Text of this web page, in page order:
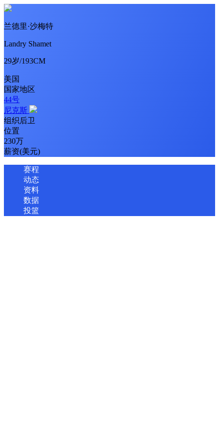
兰德里·沙梅特
Landry Shamet
29岁/193CM
美国
国家地区
44号
尼克斯
组织后卫
位置
230万
薪资(美元)
赛程
动态
资料
数据
投篮